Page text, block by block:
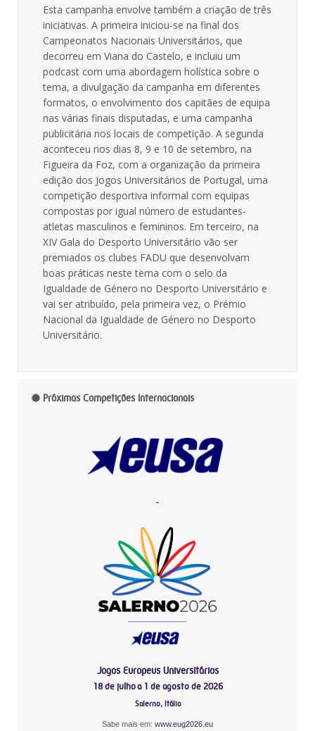
Esta campanha envolve também a criação de três
iniciativas. A primeira iniciou-se na final dos
Campeonatos Nacionais Universitários, que
decorreu em Viana do Castelo, e incluiu um
podcast com uma abordagem holística sobre o
tema, a divulgação da campanha em diferentes
formatos, o envolvimento dos capitães de equipa
nas várias finais disputadas, e uma campanha
publicitária nos locais de competição. A segunda
aconteceu nos dias 8, 9 e 10 de setembro, na
Figueira da Foz, com a organização da primeira
edição dos Jogos Universitários de Portugal, uma
competição desportiva informal com equipas
compostas por igual número de estudantes-
atletas masculinos e femininos. Em terceiro, na
XIV Gala do Desporto Universitário vão ser
premiados os clubes FADU que desenvolvam
boas práticas neste tema com o selo da
Igualdade de Género no Desporto Universitário e
vai ser atribuído, pela primeira vez, o Prémio
Nacional da Igualdade de Género no Desporto
Universitário.
Próximas Competições Internacionais
-
Jogos Europeus Universitários
18 de julho a 1 de agosto de 2026
Salerno, Itália
Sabe mais em: www.eug2026.eu